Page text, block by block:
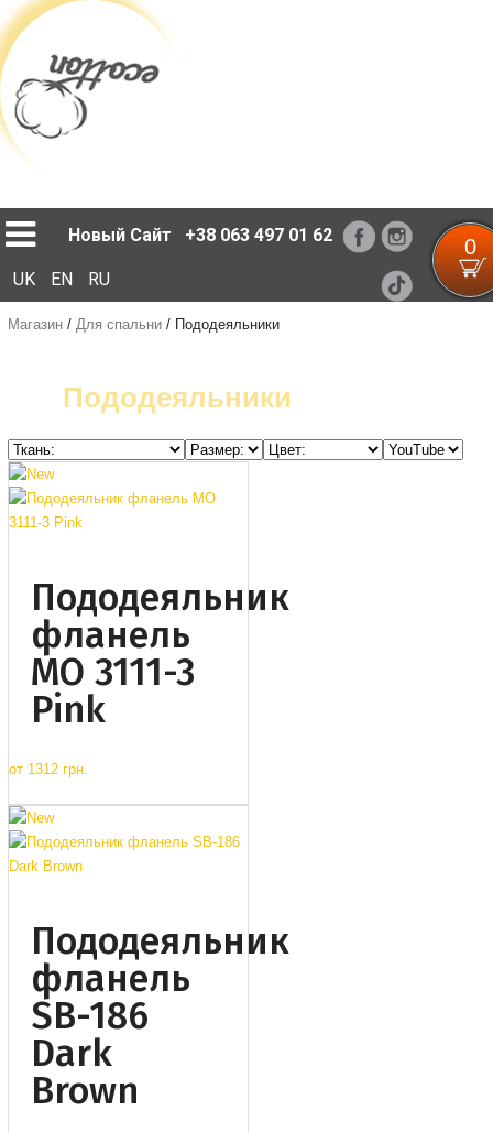
Новый Сайт +38 063 497 01 62 0
UK EN RU
Магазин/ Для спальни/ Пододеяльники
Пододеяльники
Пододеяльник
фланель
MO 3111-3
Pink
от 1312 грн.
Пододеяльник
фланель
SB-186
Dark
Brown